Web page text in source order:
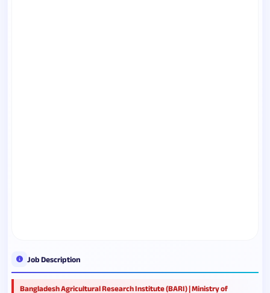
Job Description
Bangladesh Agricultural Research Institute (BARI) | Ministry of